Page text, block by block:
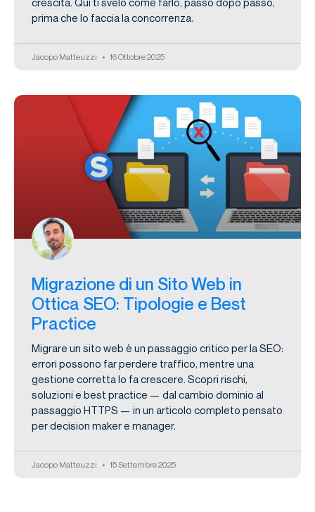
prima che lo faccia la concorrenza.
Jacopo Matteuzzi 16 Ottobre 2025
Migrazione di un Sito Web in
Ottica SEO: Tipologie e Best
Practice
Migrare un sito web è un passaggio critico per la SEO:
errori possono far perdere traffico, mentre una
gestione corretta lo fa crescere. Scopri rischi,
soluzioni e best practice — dal cambio dominio al
passaggio HTTPS — in un articolo completo pensato
per decision maker e manager.
Jacopo Matteuzzi 15 Settembre 2025